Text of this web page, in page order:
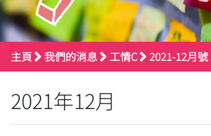
主頁 我們的消息 工情C 2021-12月號
2021年12月